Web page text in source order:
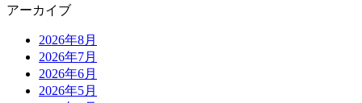
アーカイブ
2026年8月
2026年7月
2026年6月
2026年5月